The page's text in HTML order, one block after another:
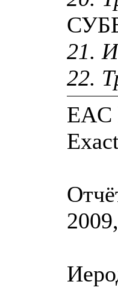
21. И
22.
EAC